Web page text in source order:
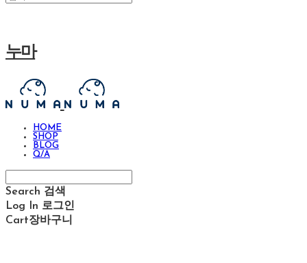
누마
HOME
SHOP
BLOG
Q/A
Search 검색
Log In 로그인
Cart장바구니